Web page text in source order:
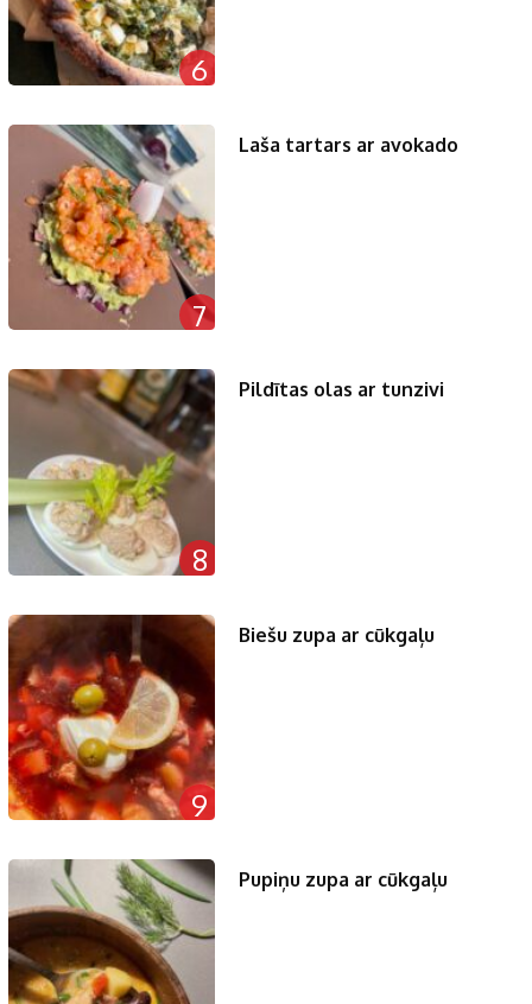
6
7
Laša tartars ar avokado
8
Pildītas olas ar tunzivi
9
Biešu zupa ar cūkgaļu
Pupiņu zupa ar cūkgaļu